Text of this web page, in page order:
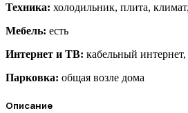
Техника: холодильник, плита,
Мебель: есть
Интернет и ТВ: кабельный
Парковка: общая возле дома
Описание